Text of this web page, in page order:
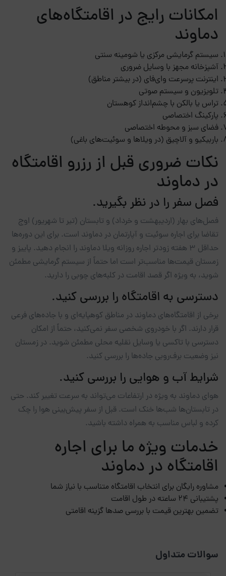
امکانات رایج در اقامتگاه‌های
دماوند
سیستم گرمایشی مرکزی یا شومینه سنتی
آشپزخانه مجهز با وسایل ضروری
اینترنت پرسرعت وای‌فای (در بیشتر مناطق)
تلویزیون و سیستم صوتی
تراس یا بالکن با چشم‌انداز کوهستان
پارکینگ اختصاصی
فضای سبز و محوطه اختصاصی
باربیکیو و آلاچیق (در ویلاها و سوئیت‌های باغی)
نکات ضروری قبل از رزرو اقامتگاه
در دماوند
فصل سفر را در نظر بگیرید.
فصل‌های بهار (اردیبهشت و خرداد) و تابستان (تیر تا شهریور) اوج
تقاضا برای اجاره سوئیت و آپارتمان در دماوند است. برای این دوره‌ها
حداقل 3 هفته زودتر اجاره روزانه ویلا دماوند را انجام دهید. پاییز و
زمستان قیمت‌ها مناسب‌تر است اما حتماً از سیستم گرمایشی مطمئن
شوید، به ویژه اگر قصد اقامت در کلبه‌های چوبی را دارید.
دسترسی به اقامتگاه را بررسی کنید.
برخی از اقامتگاه‌های دماوند در مناطق کوهپایه‌ای و با جاده‌های فرعی
قرار دارند. اگر با خودروی شخصی سفر نمی‌کنید، حتماً از امکان
دسترسی با تاکسی یا وسایل نقلیه محلی مطمئن شوید. در زمستان
نیز وضعیت برف‌روبی جاده‌ها را بررسی کنید.
شرایط آب و هوایی را بررسی کنید.
هوای دماوند به ویژه در ارتفاعات می‌تواند به سرعت تغییر کند. حتی
در تابستان‌ها شب‌ها خنک است. قبل از سفر پیش‌بینی هوا را چک
کرده و لباس مناسب به همراه داشته باشید.
خدمات ویژه ما برای اجاره
اقامتگاه در دماوند
مشاوره رایگان برای انتخاب اقامتگاه متناسب با نیاز شما
پشتیبانی 24 ساعته در طول اقامت
تضمین بهترین قیمت با بررسی صدها گزینه اقامتی
سوالات متداول